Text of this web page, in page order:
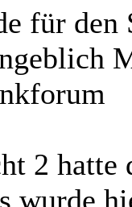
für den
2 hatte
wurde